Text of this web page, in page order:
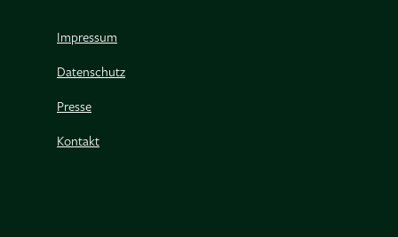
Impressum
Datenschutz
Presse
Kontakt